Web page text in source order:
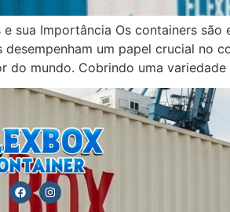
e sua Importância Os containers
um papel crucial no
do mundo. Cobrindo uma